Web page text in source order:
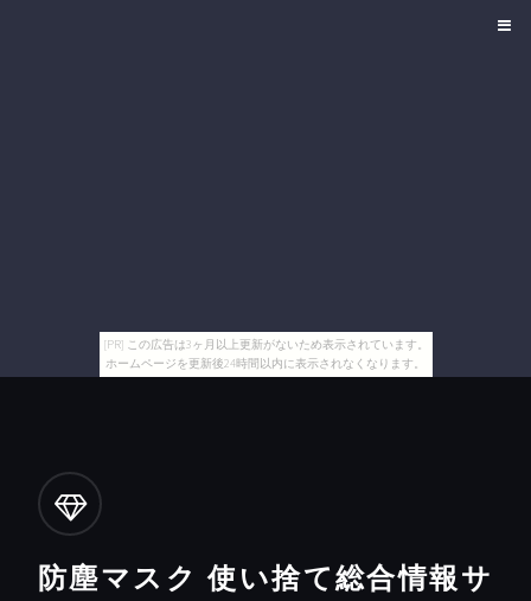
[PR] この広告は3ヶ月以上更新がないため表示されています。
ホームページを更新後24時間以内に表示されなくなります。
防塵マスク 使い捨て総合情報サ